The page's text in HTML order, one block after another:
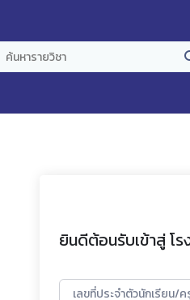
ยินดีต้อนรับเข้าสู่ โ